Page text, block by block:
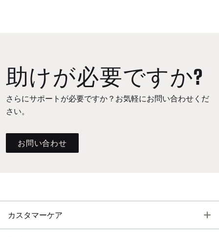
助けが必要ですか?
さらにサポートが必要ですか？お気軽にお問い合わせくだ
さい。
お問い合わせ
カスタマーケア